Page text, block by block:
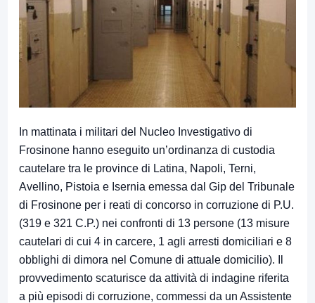
In mattinata i militari del Nucleo Investigativo di
Frosinone hanno eseguito un’ordinanza di custodia
cautelare tra le province di Latina, Napoli, Terni,
Avellino, Pistoia e Isernia emessa dal Gip del Tribunale
di Frosinone per i reati di concorso in corruzione di P.U.
(319 e 321 C.P.) nei confronti di 13 persone (13 misure
cautelari di cui 4 in carcere, 1 agli arresti domiciliari e 8
obblighi di dimora nel Comune di attuale domicilio). Il
provvedimento scaturisce da attività di indagine riferita
a più episodi di corruzione, commessi da un Assistente